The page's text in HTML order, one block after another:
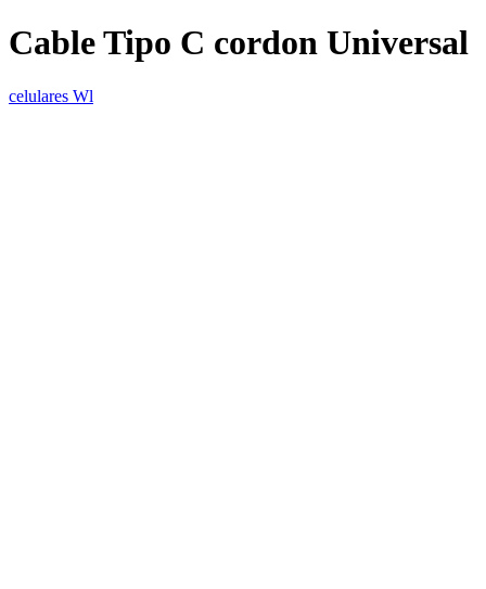
Cable Tipo C cordon Universal
celulares Wl